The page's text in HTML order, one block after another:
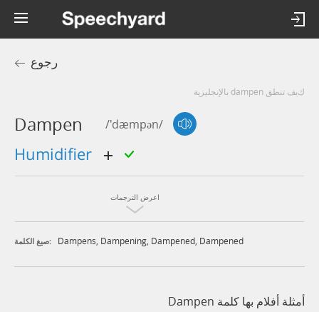
رجوع
كيف تنطق dampen بالإنجليزية
Dampen /'dæmpən/
humidifier
اعرض الترجمات
صيغ الكلمة: Dampens, Dampening, Dampened, Dampened
أمثلة أفلام بها كلمة Dampen